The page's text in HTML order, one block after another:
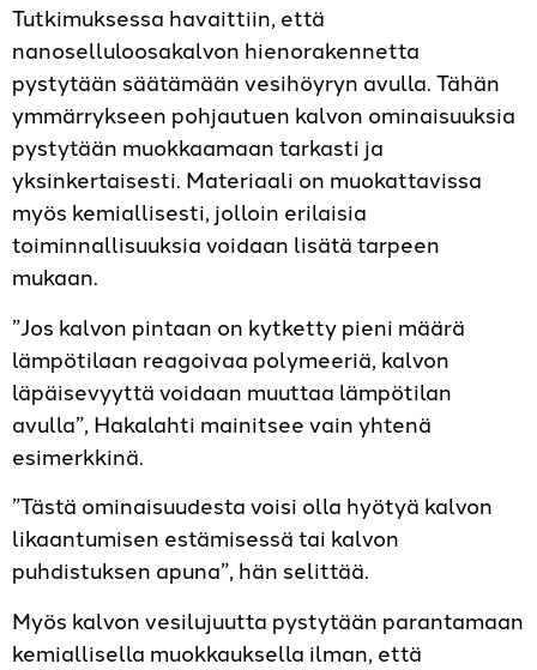
Tutkimuksessa havaittiin, että
nanoselluloosakalvon hienorakennetta
pystytään säätämään vesihöyryn avulla. Tähän
ymmärrykseen pohjautuen kalvon ominaisuuksia
pystytään muokkaamaan tarkasti ja
yksinkertaisesti. Materiaali on muokattavissa
myös kemiallisesti, jolloin erilaisia
toiminnallisuuksia voidaan lisätä tarpeen
mukaan.
”Jos kalvon pintaan on kytketty pieni määrä
lämpötilaan reagoivaa polymeeriä, kalvon
läpäisevyyttä voidaan muuttaa lämpötilan
avulla”, Hakalahti mainitsee vain yhtenä
esimerkkinä.
”Tästä ominaisuudesta voisi olla hyötyä kalvon
likaantumisen estämisessä tai kalvon
puhdistuksen apuna”, hän selittää.
Myös kalvon vesilujuutta pystytään parantamaan
kemiallisella muokkauksella ilman, että